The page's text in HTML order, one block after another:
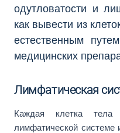
одутловатости и
как вывести из
естественным
медицинских
Лимфатическая
Каждая клетка тела
лимфатической системе